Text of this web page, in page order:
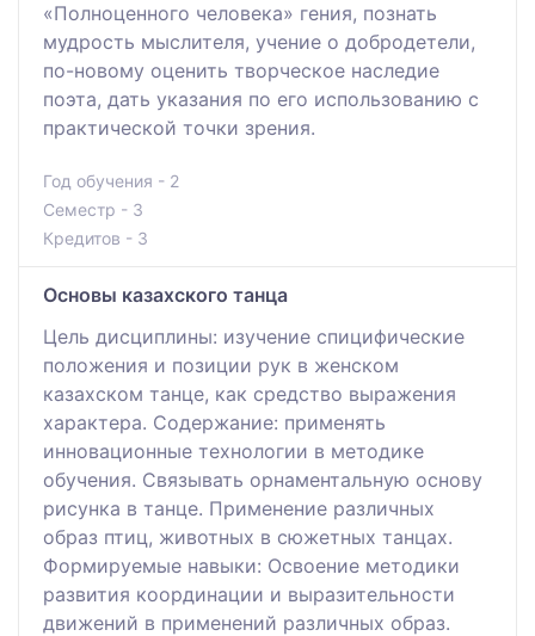
«Полноценного человека» гения, познать
мудрость мыслителя, учение о добродетели,
по-новому оценить творческое наследие
поэта, дать указания по его использованию с
практической точки зрения.
Год обучения - 2
Семестр - 3
Кредитов - 3
Основы казахского танца
Цель дисциплины: изучение спицифические
положения и позиции рук в женском
казахском танце, как средство выражения
характера. Содержание: применять
инновационные технологии в методике
обучения. Связывать орнаментальную основу
рисунка в танце. Применение различных
образ птиц, животных в сюжетных танцах.
Формируемые навыки: Освоение методики
развития координации и выразительности
движений в применений различных образ.